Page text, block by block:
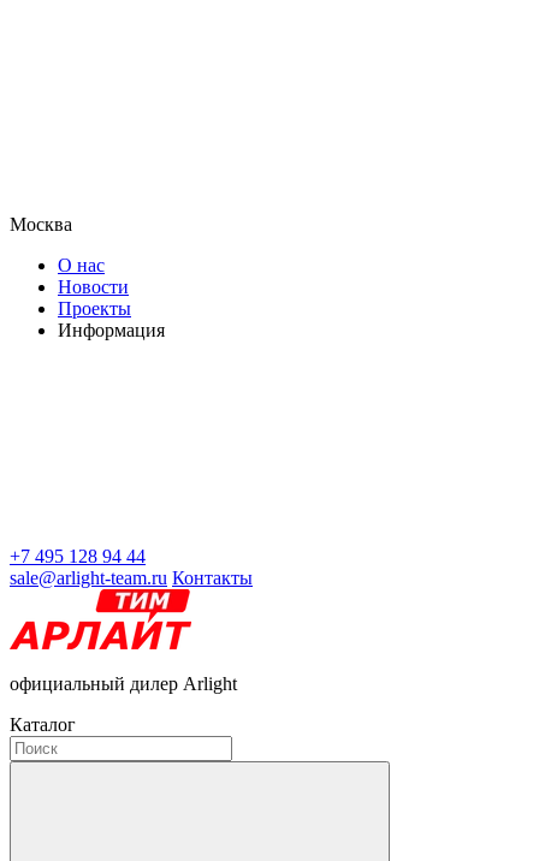
Москва
О нас
Новости
Проекты
Информация
+7 495 128 94 44
sale@arlight-team.ru Контакты
официальный дилер Arlight
Каталог